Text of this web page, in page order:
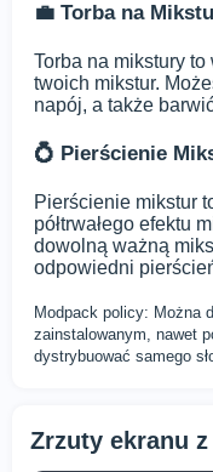
💼 Torba na
Torba na mikstury
twoich mikstur.
napój, a także
💍 Pierścienie
Pierścienie mikstur
półtrwałego efektu
dowolną ważną
odpowiedni
Modpack policy: Można
zainstalowanym, nawet
dystrybuować samego
Zrzuty ekranu